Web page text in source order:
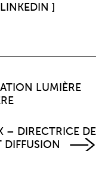
]
LUMIÈRE
– DIRECTRICE DE